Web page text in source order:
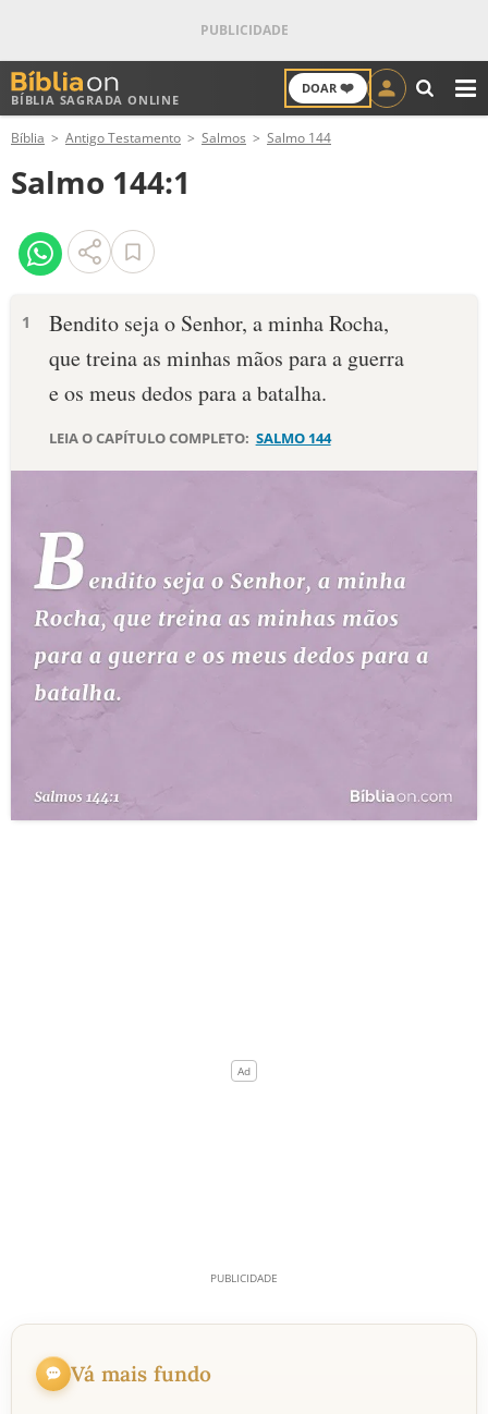
BÍBLIA SAGRADA ONLINE
DOAR ❤️
ANTIGO TESTAMENTO
NOVO TESTAMENTO
VERSÍCULOS
PALAVRA DO DIA
DEVOCIONAL DIÁRIO
10 MANDAMENTOS
ESTUDOS BÍBLICOS
ESBOÇOS DE PREGAÇÃO
TEMAS
PERGUNTE À BÍBLIA
TERMO BÍBLICO
Bíblia Antigo Testamento Salmos Salmo 144
Salmo 144:1
1
Bendito seja o Senhor, a minha Rocha,
que treina as minhas mãos para a guerra
e os meus dedos para a batalha.
LEIA O CAPÍTULO COMPLETO: SALMO 144
Vá mais fundo